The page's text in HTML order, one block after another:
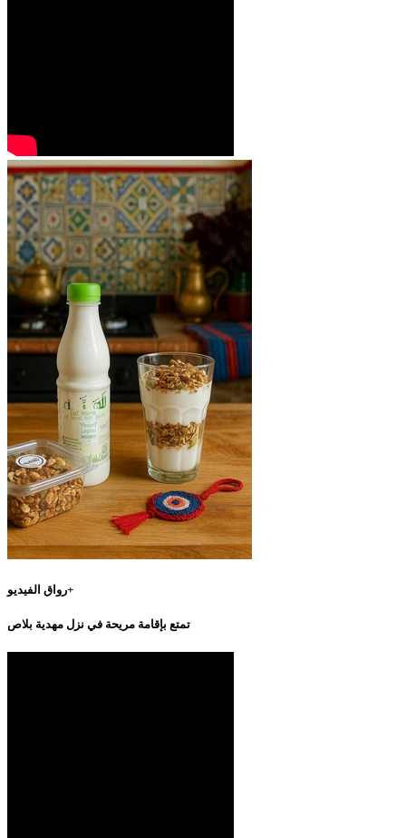
رواق الفيديو+
تمتع بإقامة مريحة في نزل مهدية بلاص